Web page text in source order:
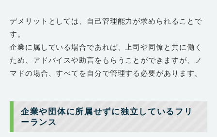
デメリットとしては、自己管理能力が求められることで
す。
企業に属している場合であれば、上司や同僚と共に働く
ため、アドバイスや助言をもらうことができますが、ノ
マドの場合、すべてを自分で管理する必要があります。
企業や団体に所属せずに独立しているフリ
ーランス